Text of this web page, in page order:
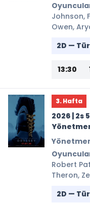
Johnson,
Owen,
2D —
13:30
3. Hafta
2026 | 2s
Robert
Theron,
2D —